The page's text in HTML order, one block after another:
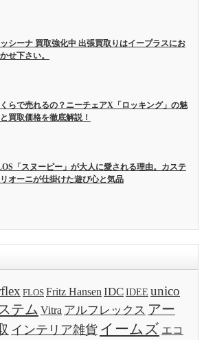
シーナ 買取強化中 出張買取りはイープラスにお
せ下さい。
らで売れるの？ニーチェアX「ロッキング」の魅
買取価格を徹底解説！
「スヌーピー」が大人に愛される理由。カステ
オーニが仕掛けた遊び心と気品
FLOS Fritz Hansen IDCIDEE unico
テム Vitra アルフレックス アー
インテリア雑貨 イームズ エコ